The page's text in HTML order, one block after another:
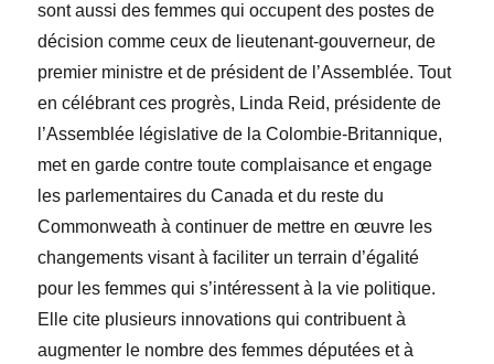
sont aussi des femmes qui occupent des postes de
décision comme ceux de lieutenant-gouverneur, de
premier ministre et de président de l’Assemblée. Tout
en célébrant ces progrès, Linda Reid, présidente de
l’Assemblée législative de la Colombie-Britannique,
met en garde contre toute complaisance et engage
les parlementaires du Canada et du reste du
Commonweath à continuer de mettre en œuvre les
changements visant à faciliter un terrain d’égalité
pour les femmes qui s’intéressent à la vie politique.
Elle cite plusieurs innovations qui contribuent à
augmenter le nombre des femmes députées et à